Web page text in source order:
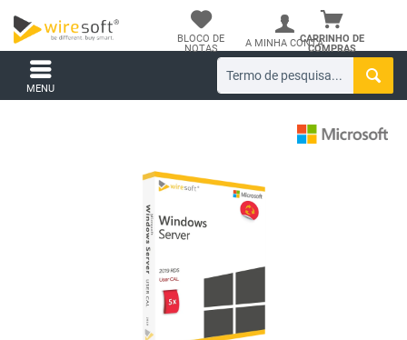
CARRINHO DE
COMPRAS
BLOCO DE
NOTAS
A MINHA CONTA
MENU